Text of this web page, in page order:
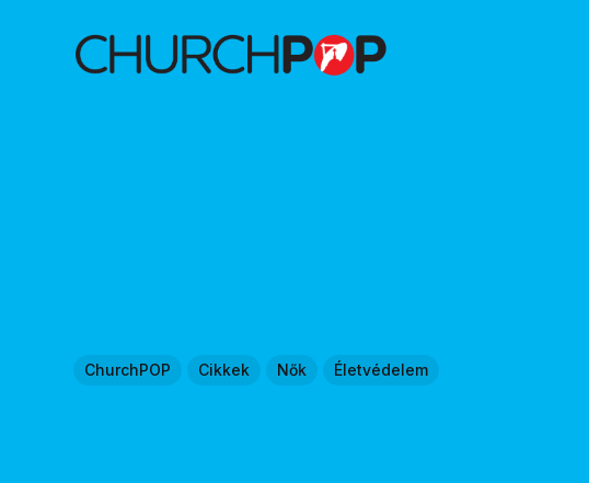
ChurchPOP Cikkek Nők Életvédelem